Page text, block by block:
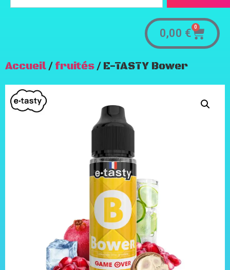
0,00 € 0
Accueil/ fruités/ E-TASTY Bower